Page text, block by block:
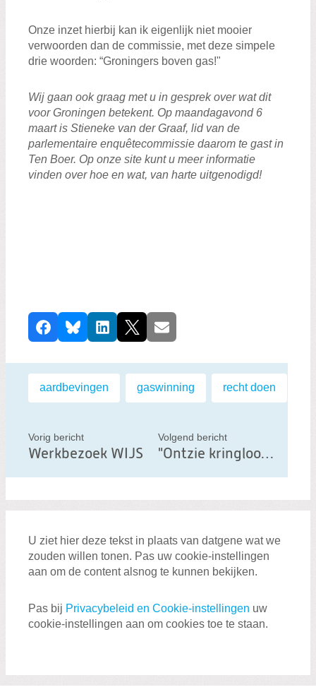
Onze inzet hierbij kan ik eigenlijk niet mooier
verwoorden dan de commissie, met deze simpele
drie woorden: “Groningers boven gas!"
Wij gaan ook graag met u in gesprek over wat dit
voor Groningen betekent. Op maandagavond 6
maart is Stieneke van der Graaf, lid van de
parlementaire enquêtecommissie daarom te gast in
Ten Boer. Op onze site kunt u meer informatie
vinden over hoe en wat, van harte uitgenodigd!
D
e
e
l
t
b
e
i
h
t
FacebookBlueskyLinkedIn
X E-mail
Labels:
aardbevingen gaswinning recht doen
Vorig bericht
Werkbezoek WIJS
Volgend bericht
"Ontzie kringloopwinkels bij handhaving registratieplicht!"
U ziet hier deze tekst in plaats van datgene wat we
zouden willen tonen. Pas uw cookie-instellingen
aan om de content alsnog te kunnen bekijken.
Pas bij Privacybeleid en Cookie-instellingen uw
cookie-instellingen aan om cookies toe te staan.